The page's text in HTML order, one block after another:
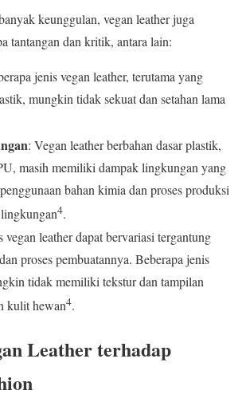
keunggulan, vegan leather juga
tantangan dan kritik, antara lain:
jenis vegan leather, terutama yang
mungkin tidak sekuat dan setahan lama
: Vegan leather berbahan dasar plastik,
masih memiliki dampak lingkungan yang
bahan kimia dan proses produksi
4.
vegan leather dapat bervariasi tergantung
proses pembuatannya. Beberapa jenis
tidak memiliki tekstur dan tampilan
kulit hewan4.
Leather terhadap